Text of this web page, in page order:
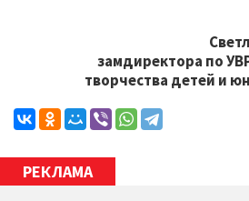
замдиректора по
творчества детей и
РЕКЛАМА